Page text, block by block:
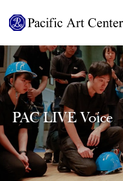
PAC LIVE Voice